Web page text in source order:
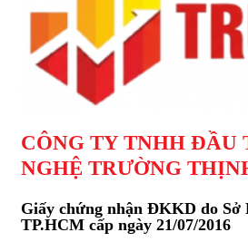
CÔNG TY TNHH ĐẦU
NGHỆ TRƯỜNG
Giấy chứng nhận ĐKKD do Sở
TP.HCM cấp ngày 21/07/2016